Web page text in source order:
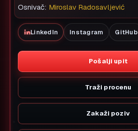
Osnivač: Miroslav Radosavljević
LinkedIn Instagram GitHub
Pošalji upit
Traži procenu
Zakaži poziv